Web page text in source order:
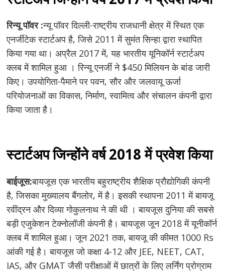
रिन्यू पॉवर :न्यू पॉवर दिल्ली-राष्ट्रीय राजधानी क्षेत्र में स्थित एक
एनर्जीटेक स्टार्टअप है, जिसे 2011 में सुमंत सिन्हा द्वारा स्थापित
किया गया था। अप्रैल 2017 में, यह भारतीय यूनिकॉर्न स्टार्टअप
क्लब में शामिल हुआ । रिन्यू एनर्जी ने $450 मिलियन के बांड जारी
किए। उपयोगिता-पैमाने पर पवन, सौर और जलवायू ऊर्जा
परियोजनाओं का विकास, निर्माण, स्वामित्व और संचालन कंपनी द्वारा
किया जाता है।
स्टार्टअप जिन्होंने वर्ष 2018 में प्रवेश किया
बाईजूस:बायजूस एक भारतीय बहुराष्ट्रीय शैक्षिक प्रौद्योगिकी कंपनी
है, जिसका मुख्यालय बैंगलोर, में है। इसकी स्थापना 2011 में बायजू
रवींद्रन और दिव्या गोकुलनाथ ने की थी । बायजूस दुनिया की सबसे
बड़ी एजुकेशन टेक्नोलॉजी कंपनी है। बायजूस जून 2018 में यूनीकॉर्न
क्लब में शामिल हुआ। जून 2021 तक, बायजू की कीमत 1000 Rs
आंकी गई है। बायजूस जो कक्षा 4-12 और JEE, NEET, CAT,
IAS, और GMAT जैसी परीक्षाओं में छात्रों के लिए लर्निंग प्रोग्राम